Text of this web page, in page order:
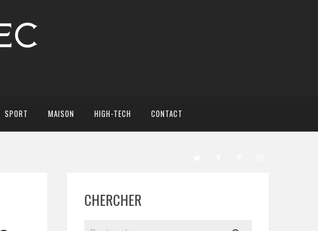
SPORT MAISON HIGH-TECH CONTACT
CHERCHER